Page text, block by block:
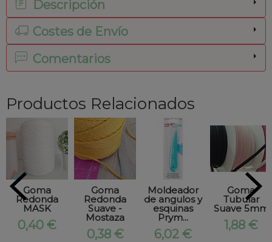
Descripción
Costes de Envío
Comentarios
Productos Relacionados
Goma
Redonda
MASK
0,40 €
Goma
Redonda
Suave -
Mostaza
0,38 €
Moldeador
de angulos y
esquinas
Prym...
6,02 €
Goma
Tubular
Suave 5mm
1,88 €